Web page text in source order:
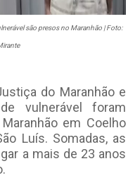
são presos no Maranhão | Foto:
do Maranhão e
vulnerável foram
em Coelho
Luís. Somadas, as
a mais de 23 anos